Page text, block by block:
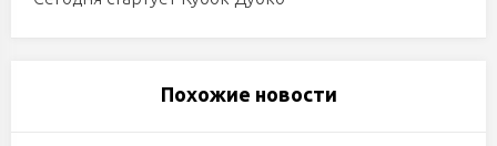
Похожие новости